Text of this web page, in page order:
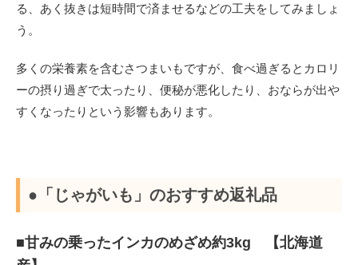
る、あく抜きは短時間で済ませるなどの工夫をしてみましょ
う。
多くの栄養素を含むさつまいもですが、食べ過ぎるとカロリ
ーの摂り過ぎで太ったり、便秘が悪化したり、おならが出や
すくなったりという影響もあります。
●「じゃがいも」のおすすめ返礼品
■甘みの乗ったインカのめざめ約3kg 【北海道